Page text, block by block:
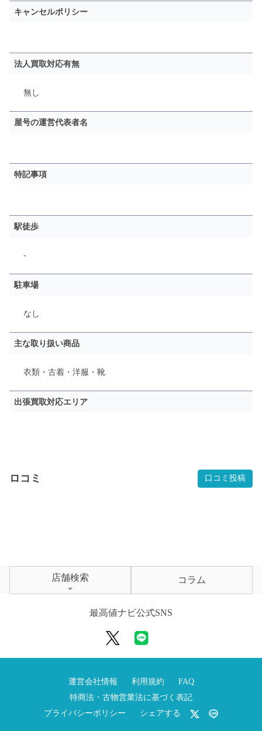
キャンセルポリシー
法人買取対応有無
無し
屋号の運営代表者名
特記事項
駅徒歩
-
駐車場
なし
主な取り扱い商品
衣類・古着・洋服・靴
出張買取対応エリア
ロコミ 口コミ投稿
店舗検索 コラム
最高値ナビ公式SNS
運営会社情報 利用規約
FAQ
特商法・古物営業法に基づく表記
プライバシーポリシー
シェアする